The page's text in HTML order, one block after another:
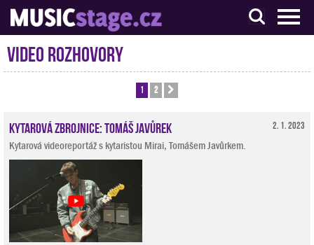
S muzikanty pro muzikanty
Video rozhovory
1 2
2. 1. 2023
Kytarová zbrojnice: Tomáš Javůrek
Kytarová videoreportáž s kytaristou Mirai, Tomášem Javůrkem.